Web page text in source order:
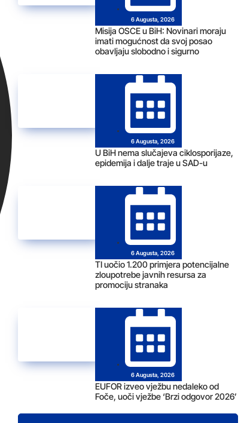
6 Augusta, 2026
Misija OSCE u BiH: Novinari moraju
imati mogućnost da svoj posao
obavljaju slobodno i sigurno
6 Augusta, 2026
U BiH nema slučajeva ciklosporijaze,
epidemija i dalje traje u SAD-u
6 Augusta, 2026
TI uočio 1.200 primjera potencijalne
zloupotrebe javnih resursa za
promociju stranaka
6 Augusta, 2026
EUFOR izveo vježbu nedaleko od
Foče, uoči vježbe ‘Brzi odgovor 2026’